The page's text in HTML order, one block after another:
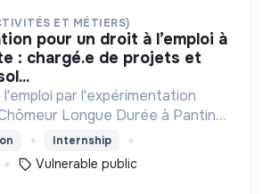
ET MÉTIERS)
: chargé.e de projets et
par l'expérimentation
Longue Durée à Pantin
: créer des emplois
et utiles au territoire
Internship
Vulnerable public